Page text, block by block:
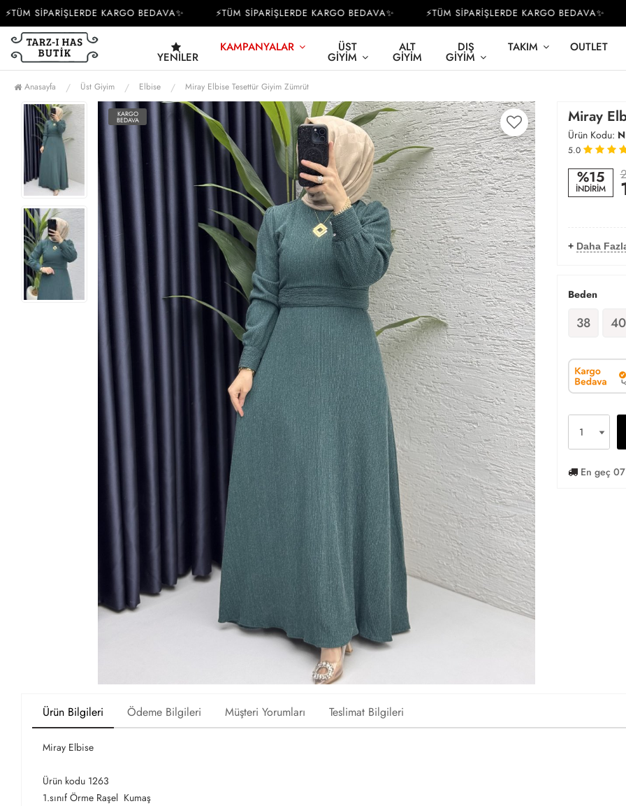
SİPARİŞLERDE KARGO BEDAVA✨ ⚡TÜM SİPARİŞLERDE KARGO BEDAVA✨ ⚡TÜM SİPARİŞLERDE KARGO BEDAVA✨
YENILER
KAMPANYALAR ÜST
GIYIM
ALT
GIYIM
DIŞ
GIYIM
TAKIM OUTLET
Anasayfa Üst Giyim Elbise Miray Elbise Tesettür Giyim Zümrüt
KARGO
BEDAVA Miray
Ürün Kodu:
5.0
%15
İNDİRİM
+ Daha
Beden
38 40
En geç 07
Ürün Bilgileri Ödeme Bilgileri Müşteri Yorumları Teslimat Bilgileri
Miray Elbise
Ürün kodu 1263
1.sınıf Örme Raşel Kumaş